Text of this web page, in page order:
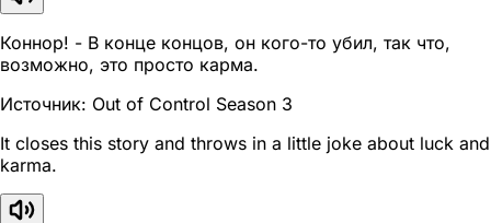
Коннор! - В конце концов, он кого-то убил, так что,
возможно, это просто карма.
Источник: Out of Control Season 3
It closes this story and throws in a little joke about luck and
karma.